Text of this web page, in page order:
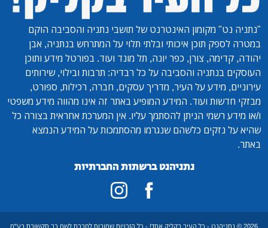
"נתניה נט" מקומון האינטרנט של תושבי נתניה והסביבה הוקם
במטרה לספק תוכן איכותי ובלתי תלוי על המתרחש בנתניה, אבן
יהודה, קדימה, צורן, כפר יונה, תל מונד ועוד. בפורטל מידע ותוכן
העוסקים בנתניה והסביבה על כל רבדיה: תרבות ובילוי, שירותים
עירוניים, מידע על העיר, מדריך עסקים, חברה, רכילות, ספורט,
מבזקי חדשות ועוד. המידע המופיע באתר זה אינו מהווה מידע משפטי
ו/או מידע רשמי הניתן להסתמך עליו. אין המערכת אחראית בצורה כל
שהיא על נזקים כלשהם שנגרמו מהסתמכות על המידע הנמצא
באתר.
נתניהנט ברשתות החברתיות
2026 © נתניהנט - כל העיר בקליק אחד! - כל הזכויות שמורות לחברת לשם בר תקשורת בע"מ